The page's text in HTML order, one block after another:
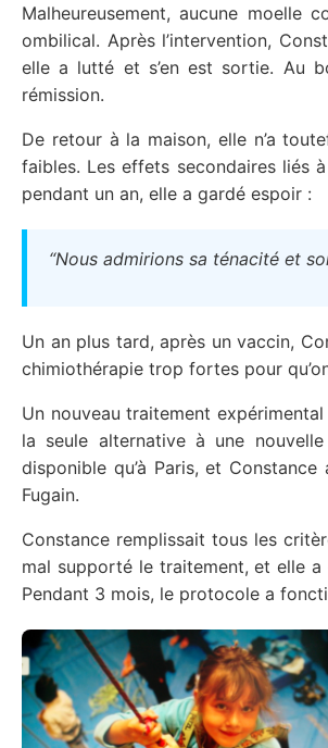
Malheureusement, aucune
ombilical. Après l’intervention,
elle a lutté et s’en est sortie. Au
rémission.
De retour à la maison, elle n’a
faibles. Les effets secondaires liés
pendant un an, elle a gardé espoir :
“Nous admirions sa ténacité et
Un an plus tard, après un vaccin,
chimiothérapie trop fortes pour
Un nouveau traitement
la seule alternative à une
disponible qu’à Paris, et
Fugain.
Constance remplissait tous les
mal supporté le traitement, et elle
Pendant 3 mois, le protocole a